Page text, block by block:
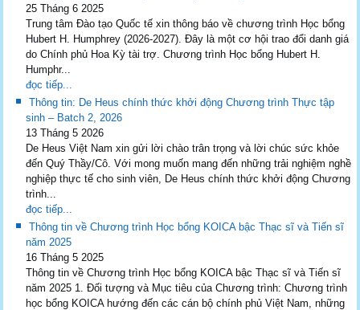
25 Tháng 6 2025
Trung tâm Đào tạo Quốc tế xin thông báo về chương trình Học bổng
Hubert H. Humphrey (2026-2027). Đây là một cơ hội trao đổi danh giá
do Chính phủ Hoa Kỳ tài trợ. Chương trình Học bổng Hubert H.
Humphr...
đọc tiếp...
Thông tin: De Heus chính thức khởi động Chương trình Thực tập
sinh – Batch 2, 2026
13 Tháng 5 2026
De Heus Việt Nam xin gửi lời chào trân trọng và lời chúc sức khỏe
đến Quý Thầy/Cô. Với mong muốn mang đến những trải nghiệm nghề
nghiệp thực tế cho sinh viên, De Heus chính thức khởi động Chương
trình...
đọc tiếp...
Thông tin về Chương trình Học bổng KOICA bậc Thạc sĩ và Tiến sĩ
năm 2025
16 Tháng 5 2025
Thông tin về Chương trình Học bổng KOICA bậc Thạc sĩ và Tiến sĩ
năm 2025 1. Đối tượng và Mục tiêu của Chương trình: Chương trình
học bổng KOICA hướng đến các cán bộ chính phủ Việt Nam, những